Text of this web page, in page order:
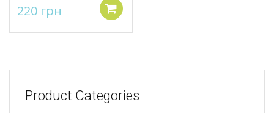
Original
price
220 грн
Current
price
Product Categories